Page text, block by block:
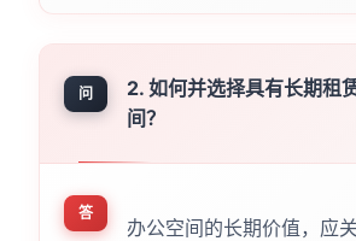
问
2. 如何并选择具有长期租
间？
答
办公空间的长期价值，应